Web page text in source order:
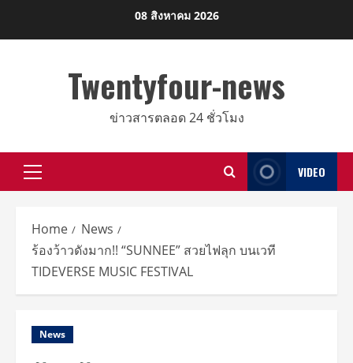
08 สิงหาคม 2026
Twentyfour-news
ข่าวสารตลอด 24 ชั่วโมง
Primary
VIDEO
Home
News
ร้องว้าวดังมาก!! “SUNNEE” สวยไฟลุก บนเวที
TIDEVERSE MUSIC FESTIVAL
News